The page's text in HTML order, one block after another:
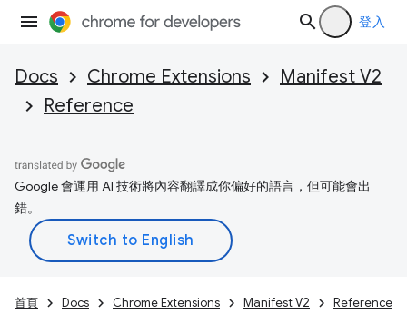
登入
Docs Chrome Extensions
Manifest V2
Reference
Google 會運用 AI 技術將內容翻譯成你偏好的語言，但可能會出
錯。
首頁 Docs Chrome Extensions Manifest V2 Reference